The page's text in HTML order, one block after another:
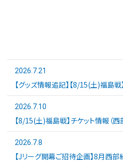
2026.7.21
【グッズ情報追記】【8/15(土)福島
2026.7.10
【8/15(土)福島戦】チケット情報（西
2026.7.8
【Jリーグ開幕ご招待企画】8月西